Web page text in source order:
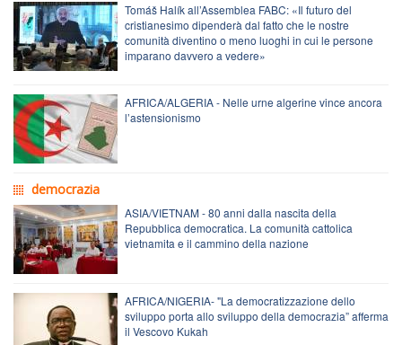
Tomáš Halík all’Assemblea FABC: «Il futuro del
cristianesimo dipenderà dal fatto che le nostre
comunità diventino o meno luoghi in cui le persone
imparano davvero a vedere»
AFRICA/ALGERIA - Nelle urne algerine vince ancora
l’astensionismo
democrazia
ASIA/VIETNAM - 80 anni dalla nascita della
Repubblica democratica. La comunità cattolica
vietnamita e il cammino della nazione
AFRICA/NIGERIA- "La democratizzazione dello
sviluppo porta allo sviluppo della democrazia” afferma
il Vescovo Kukah